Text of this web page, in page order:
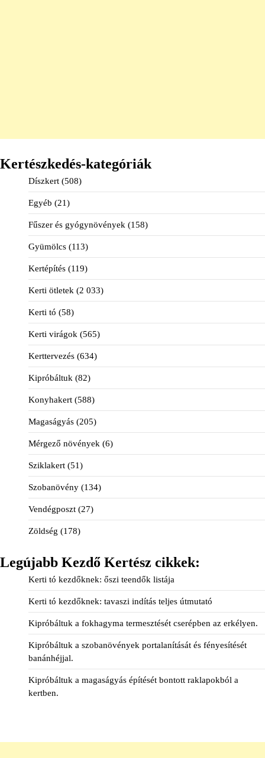
Kertészkedés-kategóriák
Díszkert (508)
Egyéb (21)
Fűszer és gyógynövények (158)
Gyümölcs (113)
Kertépítés (119)
Kerti ötletek (2 033)
Kerti tó (58)
Kerti virágok (565)
Kerttervezés (634)
Kipróbáltuk (82)
Konyhakert (588)
Magaságyás (205)
Mérgező növények (6)
Sziklakert (51)
Szobanövény (134)
Vendégposzt (27)
Zöldség (178)
Legújabb Kezdő Kertész cikkek:
Kerti tó kezdőknek: őszi teendők listája
Kerti tó kezdőknek: tavaszi indítás teljes útmutató
Kipróbáltuk a fokhagyma termesztését cserépben az erkélyen.
Kipróbáltuk a szobanövények portalanítását és fényesítését
banánhéjjal.
Kipróbáltuk a magaságyás építését bontott raklapokból a
kertben.